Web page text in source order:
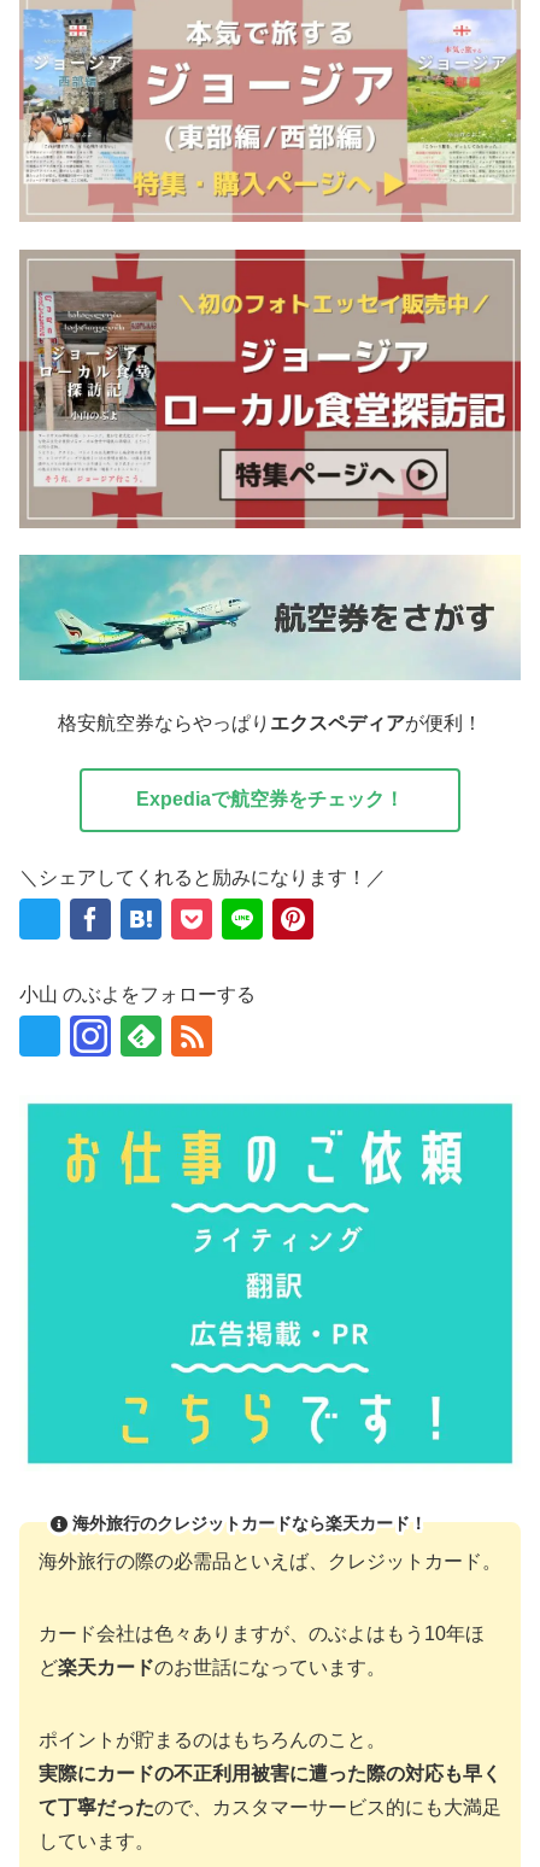
格安航空券ならやっぱり エクスペディアが便利！
Expediaで航空券をチェック！
＼シェアしてくれると励みになります！／
小山 のぶよをフォローする
海外旅行のクレジットカードなら楽天カード！
海外旅行の際の必需品といえば、クレジットカード。
カード会社は色々ありますが、のぶよはもう10年ほ
ど楽天カードのお世話になっています。
ポイントが貯まるのはもちろんのこと。
実際にカードの不正利用被害に遭った際の対応も早く
て丁寧だったので、カスタマーサービス的にも大満足
しています。